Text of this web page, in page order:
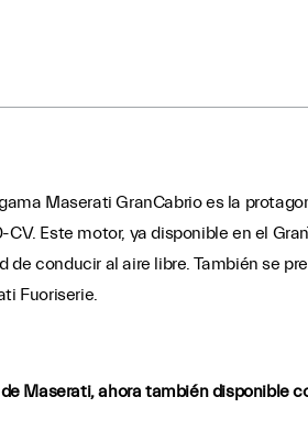
Maserati GranCabrio es la
Este motor, ya disponible en el
de conducir al aire libre. También se
Fuoriserie.
Maserati, ahora también disponible